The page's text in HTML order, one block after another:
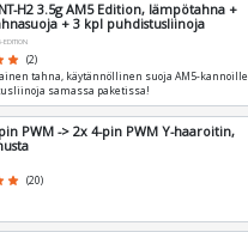
NT-H2 3.5g AM5 Edition, lämpötahna +
+ 3 kpl puhdistusliinoja
EDITION
star (2)
tahna, käytännöllinen suoja AM5-kannoille
samassa paketissa!
PWM -> 2x 4-pin PWM Y-haaroitin,
star (20)